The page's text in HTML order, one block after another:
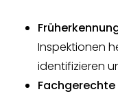
Inspektionen
identifizieren